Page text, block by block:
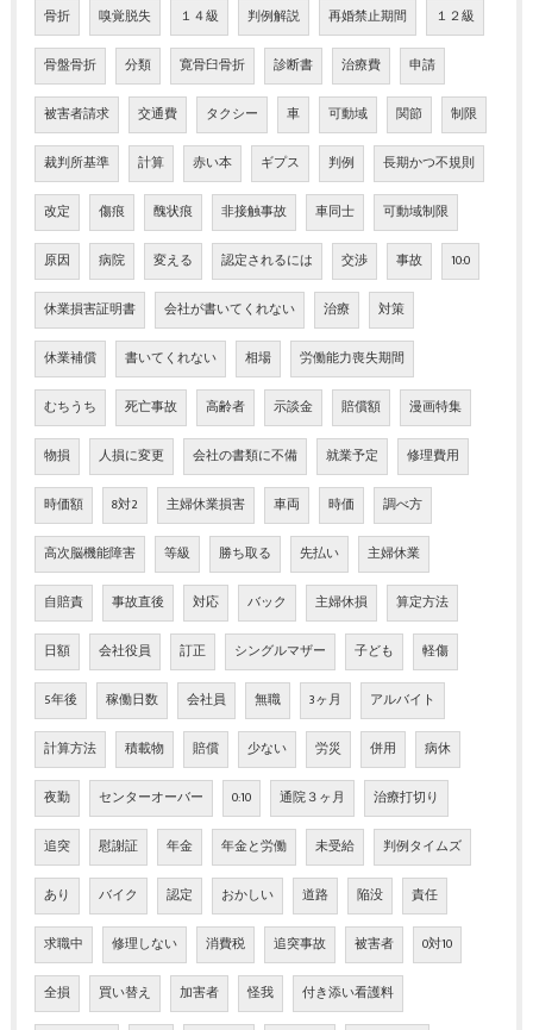
骨折 嗅覚脱失 １４級 判例解説 再婚禁止期間 １２級
骨盤骨折 分類 寛骨臼骨折 診断書 治療費 申請
被害者請求 交通費 タクシー 車 可動域 関節 制限
裁判所基準 計算 赤い本 ギプス 判例 長期かつ不規則
改定 傷痕 醜状痕 非接触事故 車同士 可動域制限
原因 病院 変える 認定されるには 交渉 事故 10:0
休業損害証明書 会社が書いてくれない 治療 対策
休業補償 書いてくれない 相場 労働能力喪失期間
むちうち 死亡事故 高齢者 示談金 賠償額 漫画特集
物損 人損に変更 会社の書類に不備 就業予定 修理費用
時価額 8対2 主婦休業損害 車両 時価 調べ方
高次脳機能障害 等級 勝ち取る 先払い 主婦休業
自賠責 事故直後 対応 バック 主婦休損 算定方法
日額 会社役員 訂正 シングルマザー 子ども 軽傷
5年後 稼働日数 会社員 無職 3ヶ月 アルバイト
計算方法 積載物 賠償 少ない 労災 併用 病休
夜勤 センターオーバー 0:10 通院３ヶ月 治療打切り
追突 慰謝証 年金 年金と労働 未受給 判例タイムズ
あり バイク 認定 おかしい 道路 陥没 責任
求職中 修理しない 消費税 追突事故 被害者 0対10
全損 買い替え 加害者 怪我 付き添い看護料